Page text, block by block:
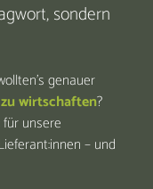
sondern
genauer
wirtschaften?
unsere
– und